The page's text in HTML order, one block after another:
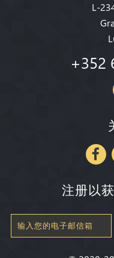
L-
+352
注册以